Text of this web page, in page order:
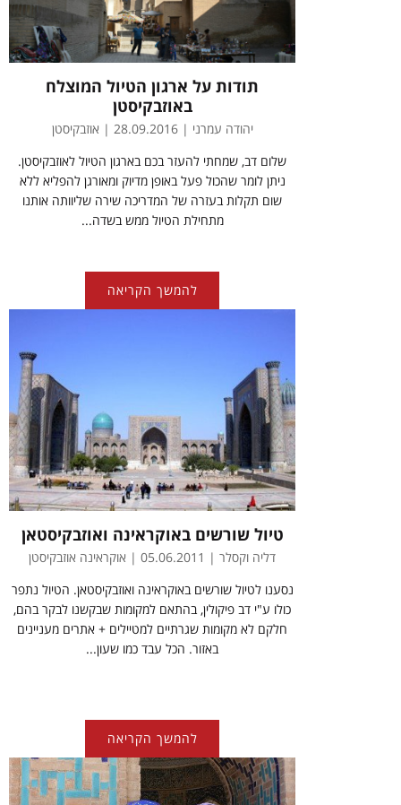
תודות על ארגון הטיול המוצלח
באוזבקיסטן
יהודה עמרני​​​​​​ | 28.09.2016 | אוזבקיסטן
שלום דב, שמחתי להעזר בכם בארגון הטיול לאוזבקיסטן.
ניתן לומר שהכול פעל באופן מדיוק ומאורגן להפליא ללא
שום תקלות בעזרה של המדריכה שירה שליוותה אותנו
מתחילת הטיול ממש בשדה...
להמשך הקריאה
טיול שורשים באוקראינה ואוזבקיסטאן
דליה וקסלר | 05.06.2011 | אוקראינה אוזבקיסטן
נסענו לטיול שורשים באוקראינה ואוזבקיסטאן. הטיול נתפר
כולו ע"י דב פיקולין, בהתאם למקומות שבקשנו לבקר בהם,
חלקם לא מקומות שגרתיים למטיילים + אתרים מעניינים
באזור. הכל עבד כמו שעון...
להמשך הקריאה